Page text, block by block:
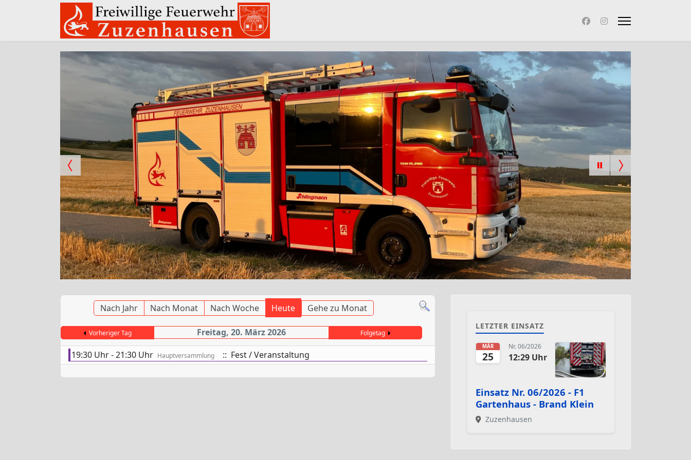
Nach Jahr Nach Monat Nach Woche Heute Gehe zu Monat
Vorheriger Tag Freitag, 20. März 2026 Folgetag
19:30 Uhr - 21:30 Uhr Hauptversammlung :: Fest / Veranstaltung
LETZTER EINSATZ
MÄR
25
Nr. 06/2026
12:29 Uhr
Einsatz Nr. 06/2026 - F1
Gartenhaus - Brand Klein
Zuzenhausen